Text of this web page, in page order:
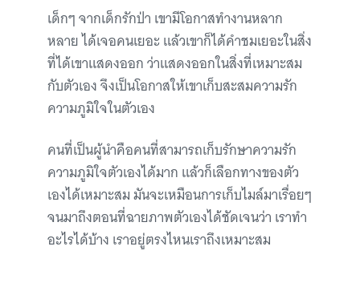
เด็กๆ จากเด็กรักป่า เขามีโอกาสทำงานหลาก
หลาย ได้เจอคนเยอะ แล้วเขาก็ได้คำชมเยอะในสิ่ง
ที่ได้เขาแสดงออก ว่าแสดงออกในสิ่งที่เหมาะสม
กับตัวเอง จึงเป็นโอกาสให้เขาเก็บสะสมความรัก
ความภูมิใจในตัวเอง
คนที่เป็นผู้นำคือคนที่สามารถเก็บรักษาความรัก
ความภูมิใจตัวเองได้มาก แล้วก็เลือกทางของตัว
เองได้เหมาะสม มันจะเหมือนการเก็บไมล์มาเรื่อยๆ
จนมาถึงตอนที่ฉายภาพตัวเองได้ชัดเจนว่า เราทำ
อะไรได้บ้าง เราอยู่ตรงไหนเราถึงเหมาะสม